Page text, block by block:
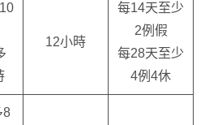
12小時
每14天至少
2例假
每28天至少
4例4休
8